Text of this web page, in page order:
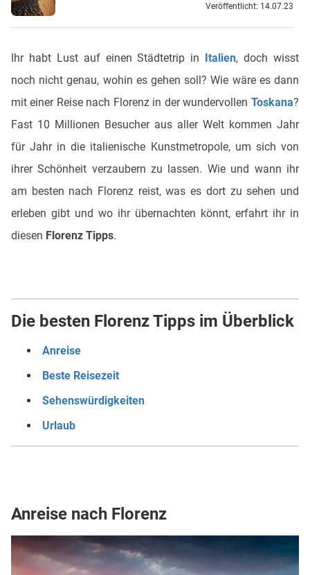
Veröffentlicht: 14.07.23
Ihr habt Lust auf einen Städtetrip in Italien, doch wisst
noch nicht genau, wohin es gehen soll? Wie wäre es dann
mit einer Reise nach Florenz in der wundervollen Toskana?
Fast 10 Millionen Besucher aus aller Welt kommen Jahr
für Jahr in die italienische Kunstmetropole, um sich von
ihrer Schönheit verzaubern zu lassen. Wie und wann ihr
am besten nach Florenz reist, was es dort zu sehen und
erleben gibt und wo ihr übernachten könnt, erfahrt ihr in
diesen Florenz Tipps.
Die besten Florenz Tipps im Überblick
Anreise
Beste Reisezeit
Sehenswürdigkeiten
Urlaub
Anreise nach Florenz